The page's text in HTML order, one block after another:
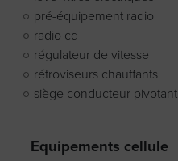
pré-équipement radio
radio cd
régulateur de vitesse
rétroviseurs chauffants
siège conducteur pivotant
Equipements cellule